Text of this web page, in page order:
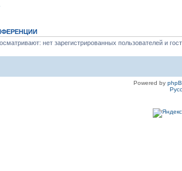
нет зарегистрированных пользователей и
Powered by